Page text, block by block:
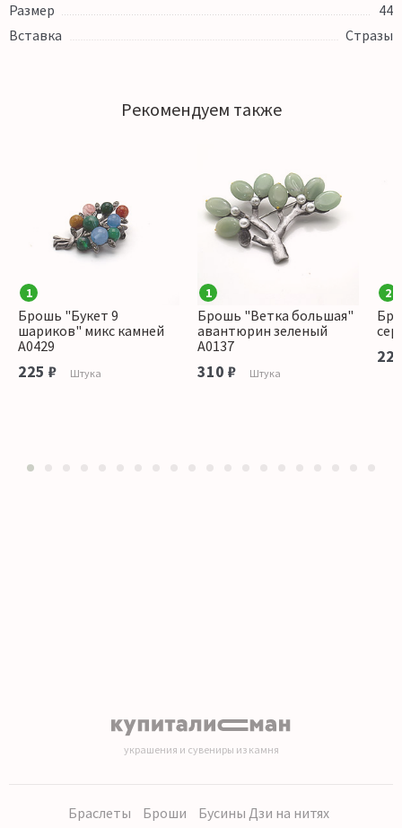
Размер
44
Вставка
Стразы
Рекомендуем также
1
Брошь "Букет 9
шариков" микс камней
А0429
225 ₽ Штука
1
Брошь "Ветка большая"
авантюрин зеленый
А0137
310 ₽ Штука
2
украшения и сувениры из камня
Браслеты Броши Бусины Дзи на нитях